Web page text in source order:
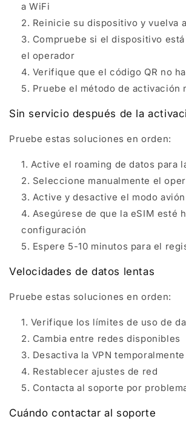
a WiFi
Reinicie su dispositivo y vuelva
Compruebe si el dispositivo
el operador
Verifique que el código QR no
Pruebe el método de activación
Sin servicio después de la
Pruebe estas soluciones en orden:
Active el roaming de datos para
Seleccione manualmente el
Active y desactive el modo avión
Asegúrese de que la eSIM esté
configuración
Espere 5-10 minutos para el
Velocidades de datos lentas
Pruebe estas soluciones en orden:
Verifique los límites de uso de
Cambia entre redes disponibles
Desactiva la VPN temporalmente
Restablecer ajustes de red
Contacta al soporte por
Cuándo contactar al soporte